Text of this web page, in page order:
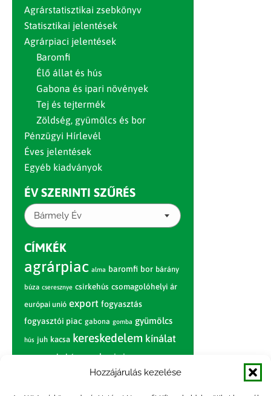
Hozzájárulás kezelése
Agrárstatisztikai zsebkönyv
Statisztikai jelentések
Agrárpiaci jelentések
Baromfi
Élő állat és hús
Gabona és ipari növények
Tej és tejtermék
Zöldség, gyümölcs és bor
Pénzügyi Hírlevél
Éves jelentések
Egyéb kiadványok
ÉV SZERINTI SZŰRÉS
Bármely Év
CÍMKÉK
agrárpiac alma baromfi bor bárány
búza cseresznye csirkehús csomagolóhelyi ár
európai unió export fogyasztás
fogyasztói piac gabona gomba gyümölcs
hús juh kacsa kereskedelem kínálat
körte marhahús nagybani piac narancs
nemzetközi árinformációk
paradicsom piac piaci jelentés